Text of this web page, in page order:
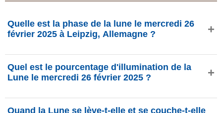
Quelle est la phase de la lune le mercredi 26
février 2025 à Leipzig, Allemagne ?
est dans la phase Nouvelle Lune avec 1.64%
d'illumination, elle a 28.32 jours et se situe dans la
phasesmoon.com.
Quel est le pourcentage d'illumination de la
Lune le mercredi 26 février 2025 ?
Quand la Lune se lève-t-elle et se couche-t-elle